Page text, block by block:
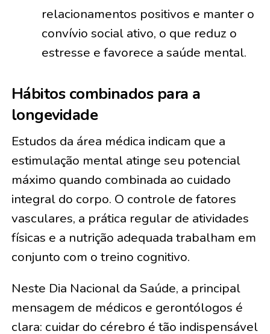
relacionamentos positivos e manter o
convívio social ativo, o que reduz o
estresse e favorece a saúde mental.
Hábitos combinados para a
longevidade
Estudos da área médica indicam que a
estimulação mental atinge seu potencial
máximo quando combinada ao cuidado
integral do corpo. O controle de fatores
vasculares, a prática regular de atividades
físicas e a nutrição adequada trabalham em
conjunto com o treino cognitivo.
Neste Dia Nacional da Saúde, a principal
mensagem de médicos e gerontólogos é
clara: cuidar do cérebro é tão indispensável